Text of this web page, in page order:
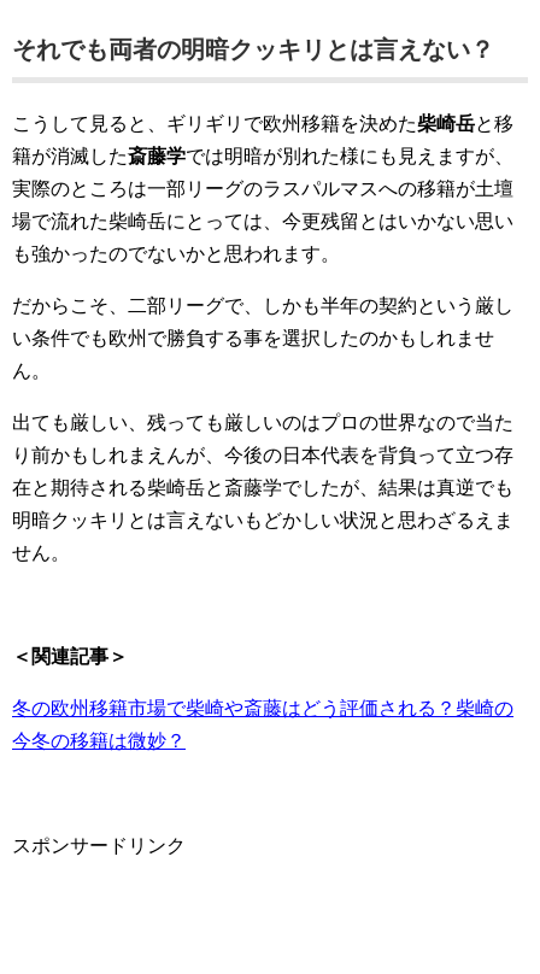
それでも両者の明暗クッキリとは言えない？
こうして見ると、ギリギリで欧州移籍を決めた柴崎岳と移
籍が消滅した斎藤学では明暗が別れた様にも見えますが、
実際のところは一部リーグのラスパルマスへの移籍が土壇
場で流れた柴崎岳にとっては、今更残留とはいかない思い
も強かったのでないかと思われます。
だからこそ、二部リーグで、しかも半年の契約という厳し
い条件でも欧州で勝負する事を選択したのかもしれませ
ん。
出ても厳しい、残っても厳しいのはプロの世界なので当た
り前かもしれまえんが、今後の日本代表を背負って立つ存
在と期待される柴崎岳と斎藤学でしたが、結果は真逆でも
明暗クッキリとは言えないもどかしい状況と思わざるえま
せん。
＜関連記事＞
冬の欧州移籍市場で柴崎や斎藤はどう評価される？柴崎の
今冬の移籍は微妙？
スポンサードリンク